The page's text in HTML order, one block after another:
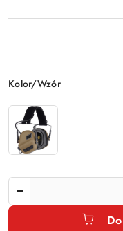
Wariant
Kolor/Wzór